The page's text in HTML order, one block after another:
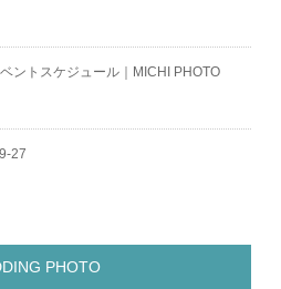
ントスケジュール｜MICHI PHOTO
27
PHOTO